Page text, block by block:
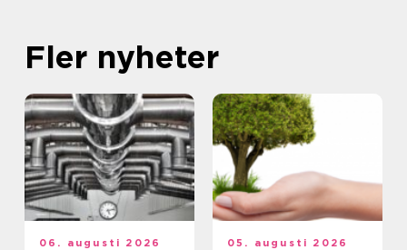
Fler nyheter
06. augusti 2026 05. augusti 2026